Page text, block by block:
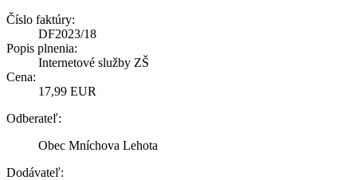
Číslo faktúry:
DF2023/18
Popis plnenia:
Internetové služby ZŠ
Cena:
17,99 EUR
Odberateľ:
Obec Mníchova Lehota
Dodávateľ: